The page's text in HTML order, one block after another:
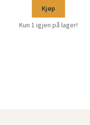
Kjøp
Kun 1 igjen på lager!